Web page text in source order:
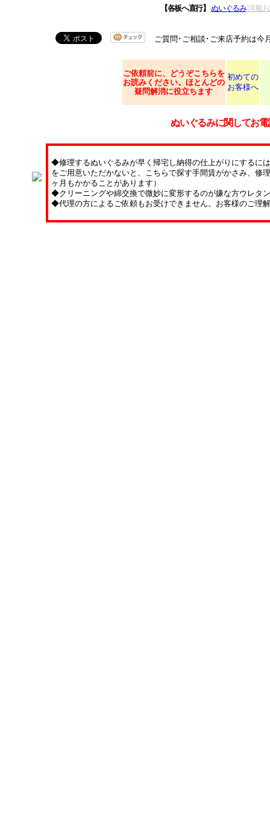
【各板へ直行】 ぬいぐるみ 洋服
ご質問･ご相談･ご来店予約は今
ご依頼前に、どうぞこちらを
お読みください。ほとんどの
疑問解消に役立ちます
初めての
お客様へ
ぬいぐるみに関してお
◆修理するぬいぐるみが早く帰宅し納得の仕上がりにするに
をご用意いただかないと、こちらで探す手間賃がかさみ、修
ヶ月もかかることがあります）
◆クリーニングや綿交換で微妙に変形するのが嫌な方ウレタ
◆代理の方によるご依頼もお受けできません。お客様のご理